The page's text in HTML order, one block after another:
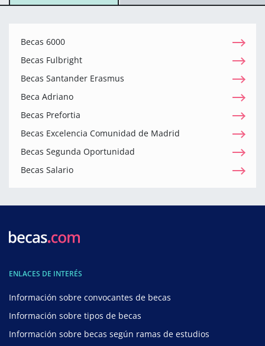
Becas 6000
Becas Fulbright
Becas Santander Erasmus
Beca Adriano
Becas Prefortia
Becas Excelencia Comunidad de Madrid
Becas Segunda Oportunidad
Becas Salario
ENLACES DE INTERÉS
Información sobre convocantes de becas
Información sobre tipos de becas
Información sobre becas según ramas de estudios